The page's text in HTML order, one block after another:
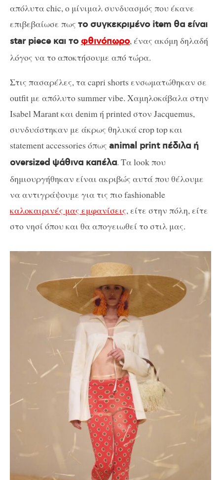
απόλυτα chic, ο μίνιμαλ συνδυασμός που έκανε
επιβεβαίωσε πως το συγκεκριμένο item θα είναι
star piece και τοφθινόπωρο, ένας ακόμη δηλαδή
λόγος να το αποκτήσουμε από τώρα.
Στις πασαρέλες, τα capri shorts ενσωματώθηκαν σε
outfit με απόλυτο summer vibe. Χαμηλοκάβαλα στην
Isabel Marant και denim ή printed στον Jacquemus,
συνδυάστηκαν με άκρως θηλυκά crop top και
statement accessories όπως animal print πέδιλα ή
oversized ψάθινα καπέλα. Τα look που
δημιουργήθηκαν είναι ακριβώς αυτά που θέλουμε
να αντιγράψουμε για τις πιο fashionable
καλοκαιρινές μας εμφανίσεις, είτε στην πόλη, είτε
στο νησί όπου και θα απογειωθεί το στιλ μας.